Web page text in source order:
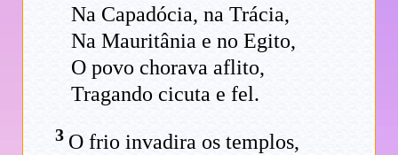
Na Capadócia, na Trácia,
Na Mauritânia e no Egito,
O povo chorava aflito,
Tragando cicuta e fel.
3 O frio invadira os templos,